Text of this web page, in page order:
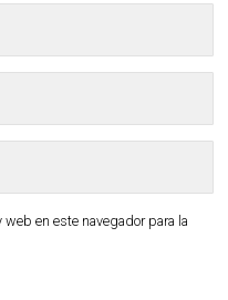
web en este navegador para la